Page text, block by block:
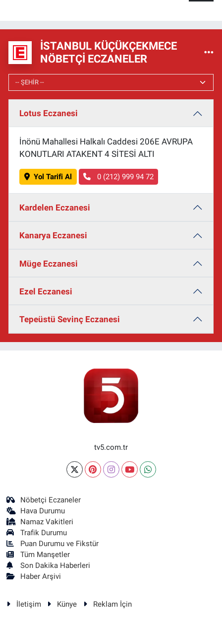
İSTANBUL KÜÇÜKÇEKMECE
NÖBETÇI ECZANELER
Lotus Eczanesi
İnönü Mahallesi Halkalı Caddesi 206E AVRUPA
KONUTLARI ATAKENT 4 SİTESİ ALTI
Yol Tarifi Al 0 (212) 999 94 72
Kardelen Eczanesi
Kanarya Eczanesi
Müge Eczanesi
Ezel Eczanesi
Tepeüstü Sevinç Eczanesi
tv5.com.tr
Nöbetçi Eczaneler
Hava Durumu
Namaz Vakitleri
Trafik Durumu
Puan Durumu ve Fikstür
Tüm Manşetler
Son Dakika Haberleri
Haber Arşivi
İletişim Künye Reklam İçin